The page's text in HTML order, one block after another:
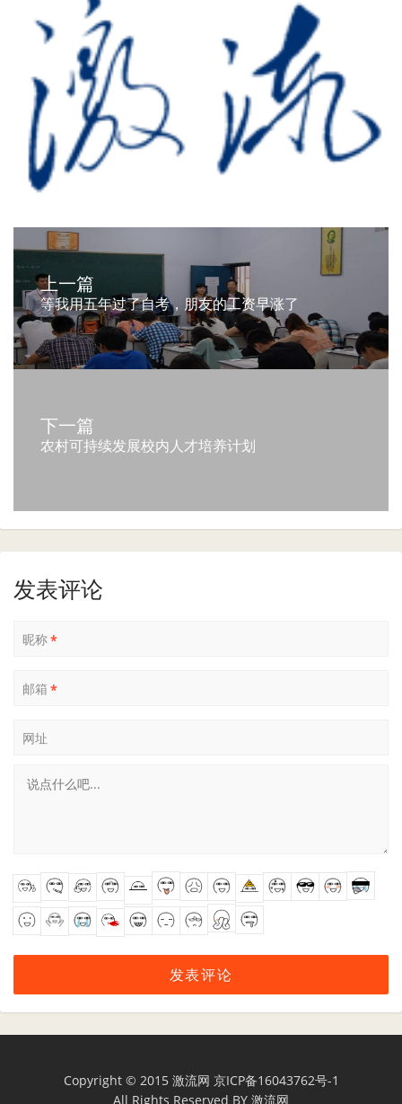
上一篇
等我用五年过了自考，朋友的工资早涨了
下一篇
农村可持续发展校内人才培养计划
发表评论
昵称*
邮箱 *
网址
Copyright © 2015 激流网 京ICP备16043762号-1
All Rights Reserved BY 激流网